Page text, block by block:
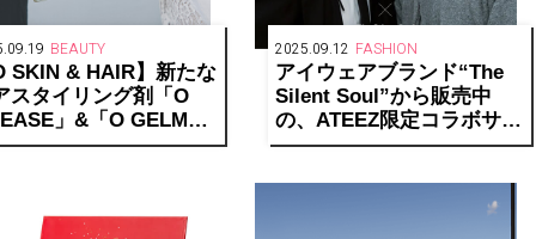
BEAUTY
SKIN & HAIR】新たな
スタイリング剤「O
」&「O GELM
」が誕生
2025.09.12 FASHION
アイウェアブランド“The
Silent Soul”から販売中
の、ATEEZ限定コラボサン
グラスの特典が話題沸騰